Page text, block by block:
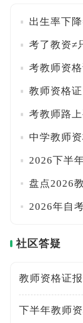
出生率下
考教师资
教师资格
社区答疑
教师资格证
下半年教师